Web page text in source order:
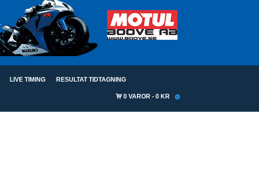
LIVE TIMING RESULTAT TIDTAGNING
0 VAROR 0 KR